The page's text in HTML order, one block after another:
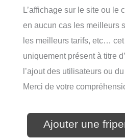
L’affichage sur le site ou le
en aucun cas les meilleurs
les meilleurs tarifs, etc…
uniquement présent à titre
l’ajout des utilisateurs ou
Merci de votre
Ajouter une